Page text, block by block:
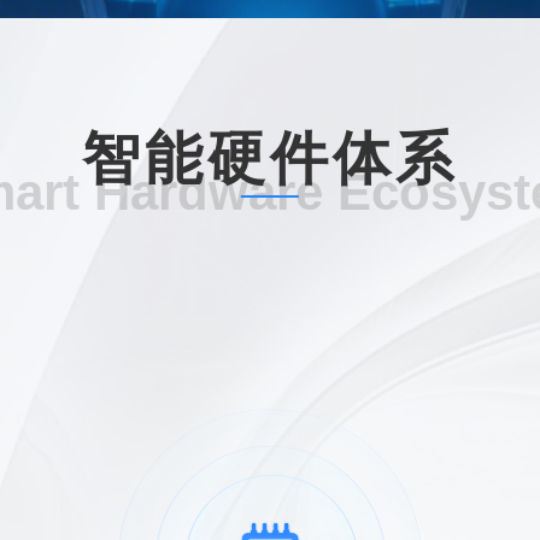
智能硬件体系
Hardware